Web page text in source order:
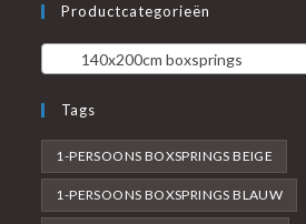
Productcategorieën
140x200cm boxsprings
Tags
1-PERSOONS BOXSPRINGS BEIGE
1-PERSOONS BOXSPRINGS BLAUW